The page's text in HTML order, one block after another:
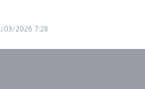
03/2026 7:28